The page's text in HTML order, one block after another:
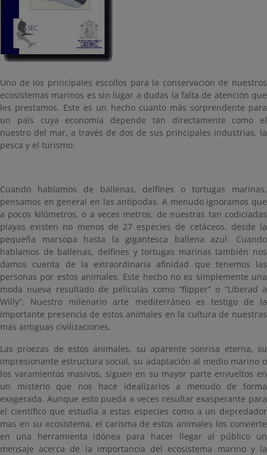
Uno de los principales escollos para la conservación de nuestros
ecosistemas marinos es sin lugar a dudas la falta de atención que
les prestamos. Este es un hecho cuanto más sorprendente para
un país cuya economía depende tan directamente como el
nuestro del mar, a través de dos de sus principales industrias, la
pesca y el turismo.
Cuando hablamos de ballenas, delfines o tortugas marinas,
pensamos en general en las antípodas. A menudo ignoramos que
a pocos kilómetros, o a veces metros, de nuestras tan codiciadas
playas existen no menos de 27 especies de cetáceos, desde la
pequeña marsopa hasta la gigantesca ballena azul. Cuando
hablamos de ballenas, delfines y tortugas marinas también nos
damos cuenta de la extraordinaria afinidad que tenemos las
personas por estos animales. Este hecho no es simplemente una
moda nueva resultado de películas como “flipper” o “Liberad a
Willy”. Nuestro milenario arte mediterráneo es testigo de la
importante presencia de estos animales en la cultura de nuestras
más antiguas civilizaciones.
Las proezas de estos animales, su aparente sonrisa eterna, su
impresionante estructura social, su adaptación al medio marino o
los varamientos masivos, siguen en su mayor parte envueltos en
un misterio que nos hace idealizarlos a menudo de forma
exagerada. Aunque esto pueda a veces resultar exasperante para
el científico que estudia a estas especies como a un depredador
mas en su ecosistema, el carisma de estos animales los convierte
en una herramienta idónea para hacer llegar al público un
mensaje acerca de la importancia del ecosistema marino y la